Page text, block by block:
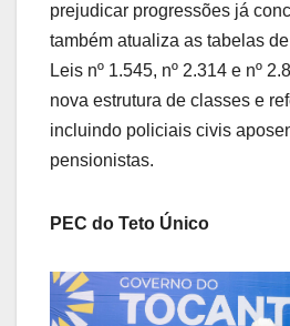
prejudicar progressões já
também atualiza as tabelas
Leis nº 1.545, nº 2.314 e nº
nova estrutura de classes e
incluindo policiais civis
pensionistas.
PEC do Teto Único